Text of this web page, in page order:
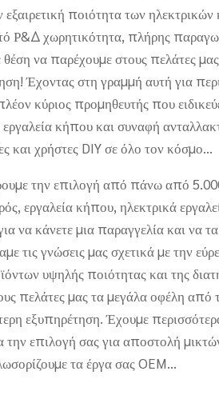
ποιότητα των ηλεκτρικών
Ρ&Δ χωρητικότητα, πλήρης
θέση να παρέχουμε στους πελάτες
Έχοντας στη γραμμή αυτή για
κύριος προμηθευτής που
εργαλεία κήπου και συναφή
και χρήστες DIY σε όλο τον κόσμο...
την επιλογή από πάνω από
εργαλεία κήπου, ηλεκτρικά
να κάνετε μια παραγγελία και να
τις γνώσεις μας σχετικά με την
υψηλής ποιότητας και της
πελάτες μας τα μεγάλα οφέλη από
εξυπηρέτηση. Έχουμε
την επιλογή σας για αποστολή
τα έργα σας OEM...